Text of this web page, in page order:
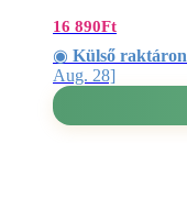
16 890Ft
◉ Külső raktáron
Aug. 28]